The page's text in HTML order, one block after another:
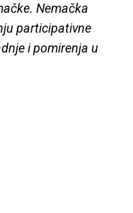
Nemačka
participativne
i pomirenja u